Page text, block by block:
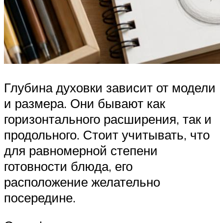
Глубина духовки зависит от модели
и размера. Они бывают как
горизонтального расширения, так и
продольного. Стоит учитывать, что
для равномерной степени
готовности блюда, его
расположение желательно
посередине.